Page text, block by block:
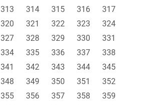
313 314 315 316
317
320 321 322 323
324
327 328 329 330
331
334 335 336 337
338
341 342 343 344
345
348 349 350 351
352
355 356 357 358
359